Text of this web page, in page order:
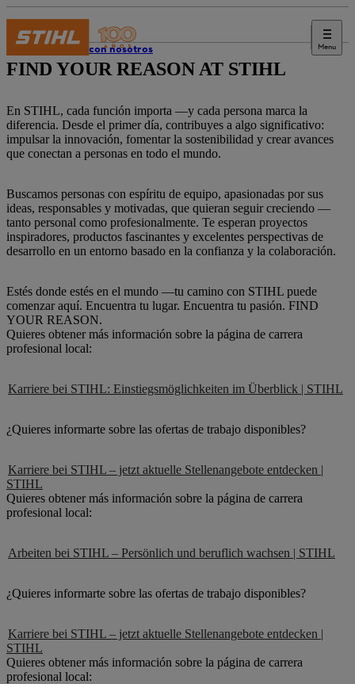
Menu
Trabaja con nosotros
FIND YOUR REASON AT STIHL
En STIHL, cada función importa —y cada persona marca la
diferencia. Desde el primer día, contribuyes a algo significativo:
impulsar la innovación, fomentar la sostenibilidad y crear avances
que conectan a personas en todo el mundo.
Buscamos personas con espíritu de equipo, apasionadas por sus
ideas, responsables y motivadas, que quieran seguir creciendo —
tanto personal como profesionalmente. Te esperan proyectos
inspiradores, productos fascinantes y excelentes perspectivas de
desarrollo en un entorno basado en la confianza y la colaboración.
Estés donde estés en el mundo —tu camino con STIHL puede
comenzar aquí. Encuentra tu lugar. Encuentra tu pasión. FIND
YOUR REASON.
Quieres obtener más información sobre la página de carrera
profesional local:
Karriere bei STIHL: Einstiegsmöglichkeiten im Überblick | STIHL
¿Quieres informarte sobre las ofertas de trabajo disponibles?
Karriere bei STIHL – jetzt aktuelle Stellenangebote entdecken |
STIHL
Quieres obtener más información sobre la página de carrera
profesional local:
Arbeiten bei STIHL – Persönlich und beruflich wachsen | STIHL
¿Quieres informarte sobre las ofertas de trabajo disponibles?
Karriere bei STIHL – jetzt aktuelle Stellenangebote entdecken |
STIHL
Quieres obtener más información sobre la página de carrera
profesional local: